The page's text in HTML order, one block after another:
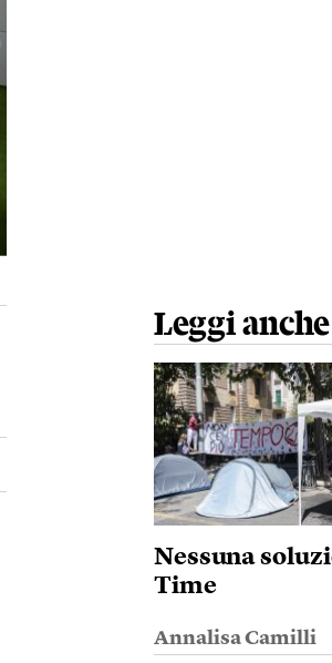
Leggi anche
Nessuna
Time
Annalisa Camilli